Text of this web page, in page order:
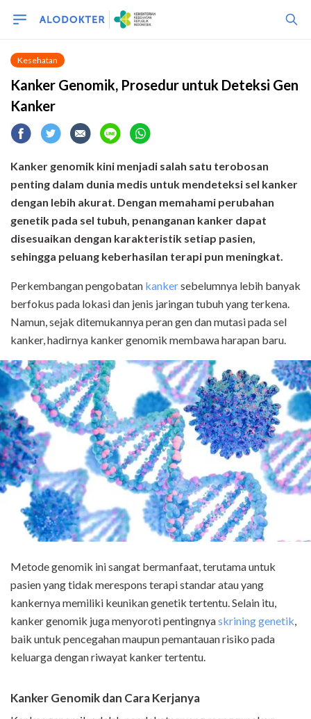
Kesehatan
Kanker Genomik, Prosedur untuk Deteksi Gen
Kanker
Kanker genomik kini menjadi salah satu terobosan
penting dalam dunia medis untuk mendeteksi sel kanker
dengan lebih akurat. Dengan memahami perubahan
genetik pada sel tubuh, penanganan kanker dapat
disesuaikan dengan karakteristik setiap pasien,
sehingga peluang keberhasilan terapi pun meningkat.
Perkembangan pengobatan kankersebelumnya lebih banyak
berfokus pada lokasi dan jenis jaringan tubuh yang terkena.
Namun, sejak ditemukannya peran gen dan mutasi pada sel
kanker, hadirnya kanker genomik membawa harapan baru.
Metode genomik ini sangat bermanfaat, terutama untuk
pasien yang tidak merespons terapi standar atau yang
kankernya memiliki keunikan genetik tertentu. Selain itu,
kanker genomik juga menyoroti pentingnyaskrining genetik,
baik untuk pencegahan maupun pemantauan risiko pada
keluarga dengan riwayat kanker tertentu.
Kanker Genomik dan Cara Kerjanya